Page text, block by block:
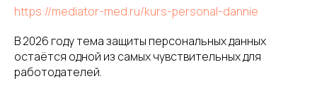
https://mediator-med.ru/kurs-personal-dannie
В 2026 году тема защиты персональных данных
остаётся одной из самых чувствительных для
работодателей.